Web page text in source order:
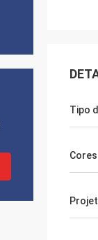
Tipo
Cores